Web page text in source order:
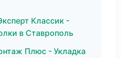
Классик -
в Ставрополь
Плюс - Укладка